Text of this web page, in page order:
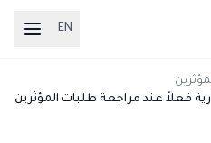
EN
فعلاً عند مراجعة طلبات المؤثرين